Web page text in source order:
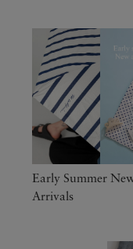
Early Summer
Arrivals